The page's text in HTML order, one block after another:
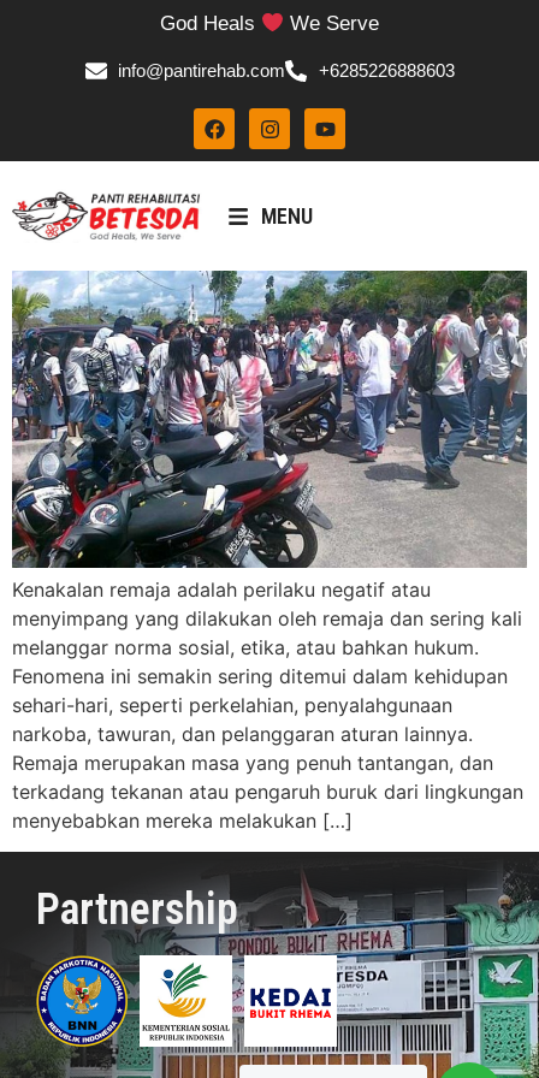
God Heals We Serve
info@pantirehab.com +6285226888603
MENU
Kenakalan remaja adalah perilaku negatif atau
menyimpang yang dilakukan oleh remaja dan sering kali
melanggar norma sosial, etika, atau bahkan hukum.
Fenomena ini semakin sering ditemui dalam kehidupan
sehari-hari, seperti perkelahian, penyalahgunaan
narkoba, tawuran, dan pelanggaran aturan lainnya.
Remaja merupakan masa yang penuh tantangan, dan
terkadang tekanan atau pengaruh buruk dari lingkungan
menyebabkan mereka melakukan […]
Partnership